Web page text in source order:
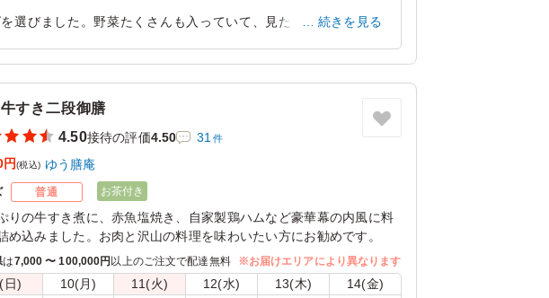
選びました。野菜たくさんも入っていて、見た目が「茶色」だ
続きを見る
すき二段御膳
4.50接待の評価4.50 31 件
円(税込) ゆう膳庵
普通 お茶付き
りの牛すき煮に、赤魚塩焼き、自家製鶏ハムなど豪華幕の内風に料
め込みました。お肉と沢山の料理を味わいたい方にお勧めです。
は7,000 〜 100,000円 以上のご注文で配達無料 ※お届けエリアにより異なります
日) 10(月) 11(火) 12(水) 13(木) 14(金)